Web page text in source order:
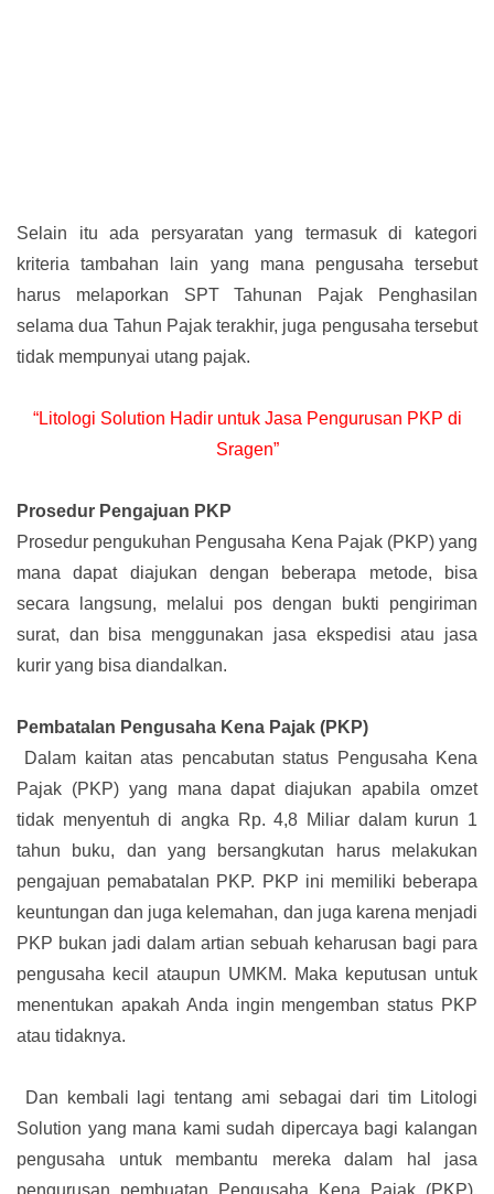
Selain itu ada persyaratan yang termasuk di kategori
kriteria tambahan lain yang mana pengusaha tersebut
harus melaporkan SPT Tahunan Pajak Penghasilan
selama dua Tahun Pajak terakhir, juga pengusaha tersebut
tidak mempunyai utang pajak.
“Litologi Solution Hadir untuk Jasa Pengurusan PKP di
Sragen”
Prosedur Pengajuan PKP
Prosedur pengukuhan Pengusaha Kena Pajak (PKP) yang
mana dapat diajukan dengan beberapa metode, bisa
secara langsung, melalui pos dengan bukti pengiriman
surat, dan bisa menggunakan jasa ekspedisi atau jasa
kurir yang bisa diandalkan.
Pembatalan Pengusaha Kena Pajak (PKP)
Dalam kaitan atas pencabutan status Pengusaha Kena
Pajak (PKP) yang mana dapat diajukan apabila omzet
tidak menyentuh di angka Rp. 4,8 Miliar dalam kurun 1
tahun buku, dan yang bersangkutan harus melakukan
pengajuan pemabatalan PKP. PKP ini memiliki beberapa
keuntungan dan juga kelemahan, dan juga karena menjadi
PKP bukan jadi dalam artian sebuah keharusan bagi para
pengusaha kecil ataupun UMKM. Maka keputusan untuk
menentukan apakah Anda ingin mengemban status PKP
atau tidaknya.
Dan kembali lagi tentang ami sebagai dari tim Litologi
Solution yang mana kami sudah dipercaya bagi kalangan
pengusaha untuk membantu mereka dalam hal jasa